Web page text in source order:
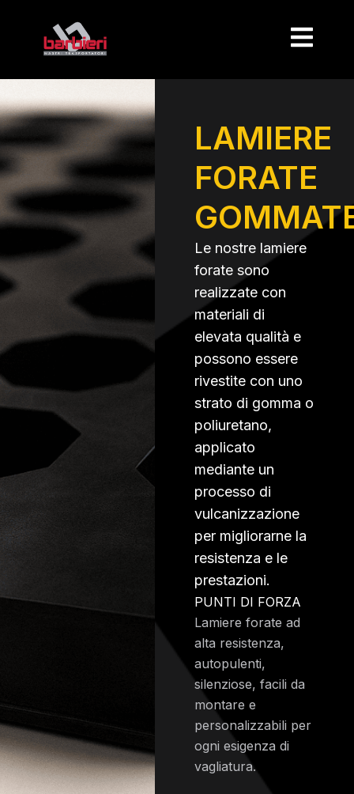
LAMIERE
FORATE
Le nostre lamiere
forate sono
realizzate con
materiali di
elevata qualità e
possono essere
rivestite con uno
strato di gomma o
poliuretano,
applicato
mediante un
processo di
vulcanizzazione
per migliorarne la
resistenza e le
prestazioni.
PUNTI DI FORZA
Lamiere forate ad
alta resistenza,
autopulenti,
silenziose, facili da
montare e
personalizzabili per
ogni esigenza di
vagliatura.